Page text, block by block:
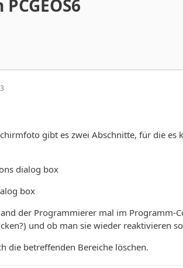
gibt es zwei Abschnitte, für die es
dialog box
box
der Programmierer mal im Programm-
und ob man sie wieder reaktivieren
die betreffenden Bereiche löschen.